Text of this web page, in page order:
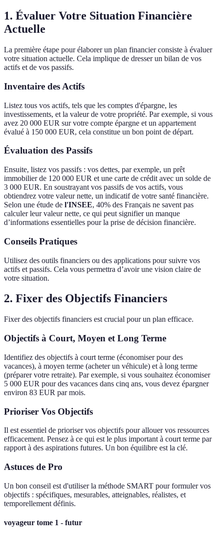
1. Évaluer Votre Situation Financière
Actuelle
La première étape pour élaborer un plan financier consiste à évaluer
votre situation actuelle. Cela implique de dresser un bilan de vos
actifs et de vos passifs.
Inventaire des Actifs
Listez tous vos actifs, tels que les comptes d'épargne, les
investissements, et la valeur de votre propriété. Par exemple, si vous
avez 20 000 EUR sur votre compte épargne et un appartement
évalué à 150 000 EUR, cela constitue un bon point de départ.
Évaluation des Passifs
Ensuite, listez vos passifs : vos dettes, par exemple, un prêt
immobilier de 120 000 EUR et une carte de crédit avec un solde de
3 000 EUR. En soustrayant vos passifs de vos actifs, vous
obtiendrez votre valeur nette, un indicatif de votre santé financière.
Selon une étude de l'INSEE, 40% des Français ne savent pas
calculer leur valeur nette, ce qui peut signifier un manque
d’informations essentielles pour la prise de décision financière.
Conseils Pratiques
Utilisez des outils financiers ou des applications pour suivre vos
actifs et passifs. Cela vous permettra d’avoir une vision claire de
votre situation.
2. Fixer des Objectifs Financiers
Fixer des objectifs financiers est crucial pour un plan efficace.
Objectifs à Court, Moyen et Long Terme
Identifiez des objectifs à court terme (économiser pour des
vacances), à moyen terme (acheter un véhicule) et à long terme
(préparer votre retraite). Par exemple, si vous souhaitez économiser
5 000 EUR pour des vacances dans cinq ans, vous devez épargner
environ 83 EUR par mois.
Prioriser Vos Objectifs
Il est essentiel de prioriser vos objectifs pour allouer vos ressources
efficacement. Pensez à ce qui est le plus important à court terme par
rapport à des aspirations futures. Un bon équilibre est la clé.
Astuces de Pro
Un bon conseil est d'utiliser la méthode SMART pour formuler vos
objectifs : spécifiques, mesurables, atteignables, réalistes, et
temporellement définis.
voyageur tome 1 - futur